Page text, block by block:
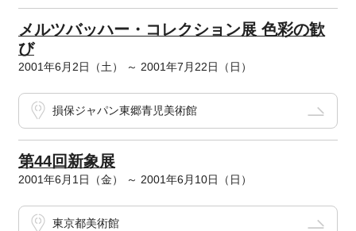
メルツバッハー・コレクション展 色彩の歓
び
2001年6月2日（土） ～ 2001年7月22日（日）
損保ジャパン東郷青児美術館
第44回新象展
2001年6月1日（金） ～ 2001年6月10日（日）
東京都美術館